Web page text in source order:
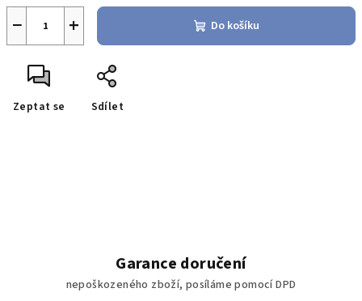
+
− Do košíku
Zeptat se Sdílet
Garance doručení
nepoškozeného zboží, posíláme pomocí DPD